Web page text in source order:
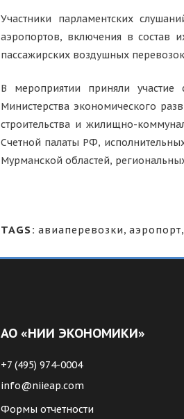
Участники парламентских
аэропортов, включения в состав
пассажирских воздушных
В мероприятии приняли
Министерства экономического
строительства и жилищно-
Счетной палаты РФ,
Мурманской областей,
TAGS: авиаперевозки, аэропорт,
АО «НИИ ЭКОНОМИКИ»
+7 (495) 974-0004
info@niieap.com
Формы отчетности